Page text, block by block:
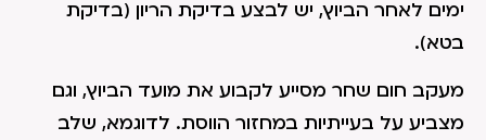
ימים לאחר הביוץ, יש לבצע בדיקת הריון (בדיקת
בטא).
מעקב חום שחר מסייע לקבוע את מועד הביוץ, וגם
מצביע על בעייתיות במחזור הווסת. לדוגמא, שלב